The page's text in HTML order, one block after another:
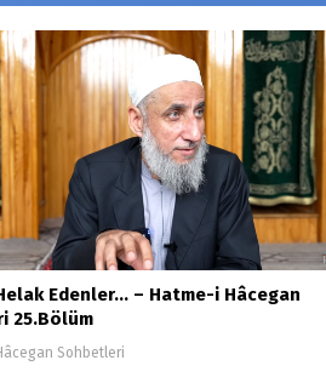
Edenler… – Hatme-i Hâcegan
25.Bölüm
Sohbetleri